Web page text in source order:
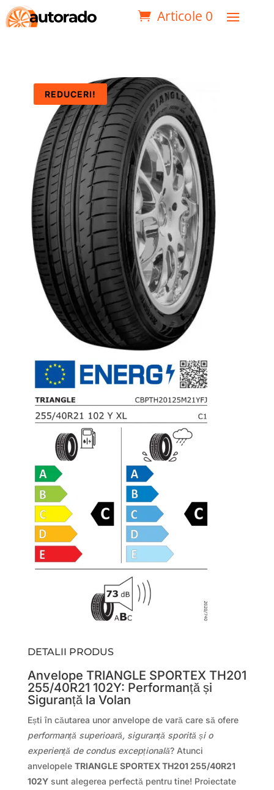
Articole 0
REDUCERI!
DETALII PRODUS
Anvelope TRIANGLE SPORTEX TH201
255/40R21 102Y: Performanță și
Siguranță la Volan
Ești în căutarea unor anvelope de vară care să ofere
performanță superioară, siguranță sporită și o
experiență de condus excepțională? Atunci
anvelopele TRIANGLE SPORTEX TH201 255/40R21
102Ysunt alegerea perfectă pentru tine! Proiectate